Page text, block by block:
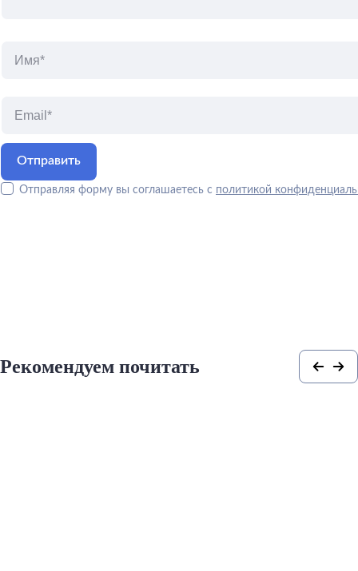
Отправляя форму вы соглашаетесь с политикой
Рекомендуем почитать